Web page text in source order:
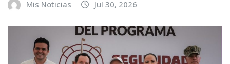
Mis Noticias Jul 30, 2026